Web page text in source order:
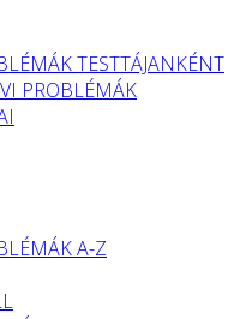
TESTTÁJANKÉNT
PROBLÉMÁK
A-Z